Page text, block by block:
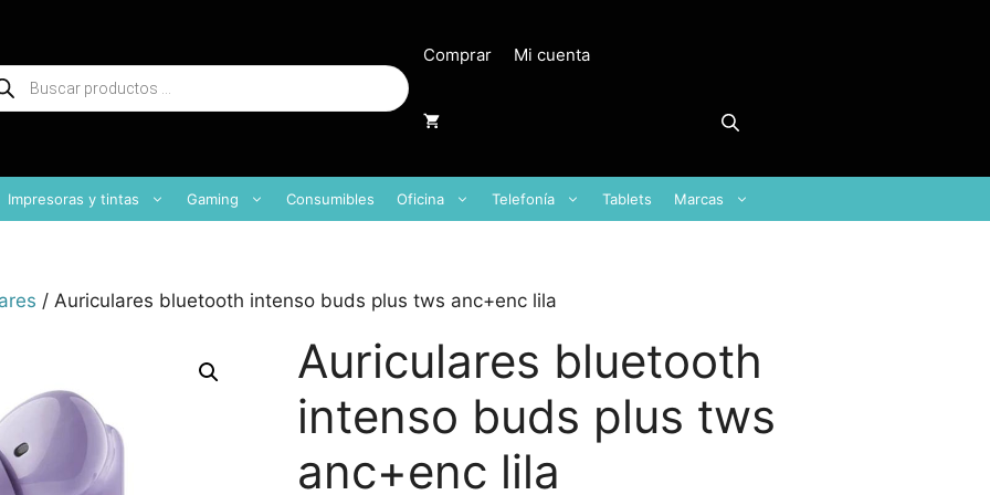
Comprar Mi cuenta
Impresoras y tintas Gaming Consumibles Oficina Telefonía Tablets Marcas
/ Auriculares bluetooth intenso buds plus tws anc+enc lila
Auriculares bluetooth
intenso buds plus tws
anc+enc lila